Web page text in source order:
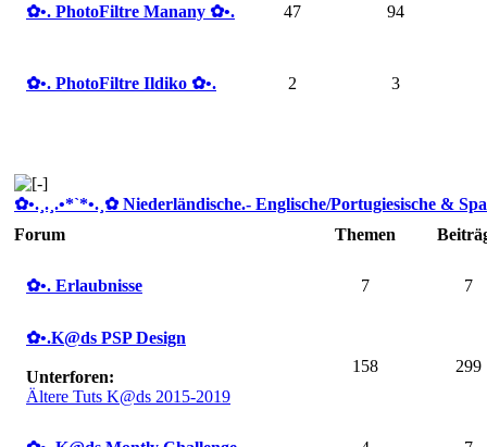
✿ •. PhotoFiltre Manany ✿ •. 47 94
✿ •. PhotoFiltre Ildiko ✿ •. 2 3
✿ •.¸.¸.•*`*•.¸✿ Niederländische.- Englische/Portugiesische &
Forum
Themen
✿ •. Erlaubnisse 7 7
✿ •.K@ds PSP Design
Unterforen:
Ältere Tuts K@ds 2015-2019
158 299